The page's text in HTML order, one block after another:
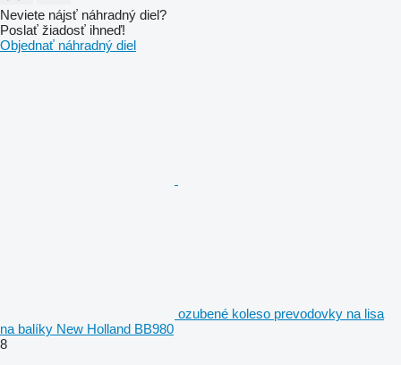
Neviete nájsť náhradný diel?
Poslať žiadosť ihneď!
Objednať náhradný diel
ozubené koleso prevodovky na lisa
na balíky New Holland BB980
8